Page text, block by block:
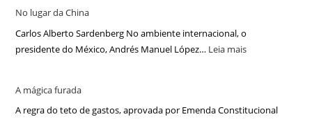
No lugar da China
Carlos Alberto Sardenberg No ambiente internacional, o
presidente do México, Andrés Manuel López… Leia mais
A mágica furada
A regra do teto de gastos, aprovada por Emenda Constitucional